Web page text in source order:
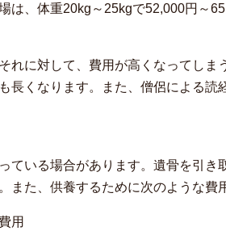
、体重20kg～25kgで52,000円～
れに対して、費用が高くなってしま
長くなります。また、僧侶による読
ている場合があります。遺骨を引き
た、供養するために次のような費
用